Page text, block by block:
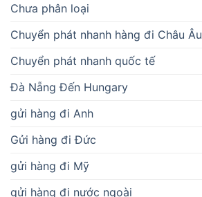
Chưa phân loại
Chuyển phát nhanh hàng đi Châu Âu
Chuyển phát nhanh quốc tế
Đà Nẵng Đến Hungary
gửi hàng đi Anh
Gửi hàng đi Đức
gửi hàng đi Mỹ
gửi hàng đi nước ngoài